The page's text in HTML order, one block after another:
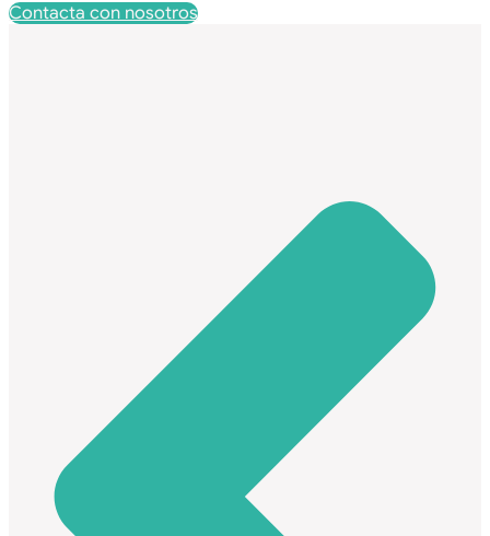
Contacta con nosotros